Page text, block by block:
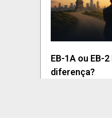
EB-1A ou EB-
diferença?